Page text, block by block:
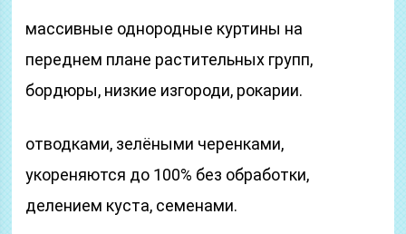
массивные однородные куртины на
переднем плане растительных групп,
бордюры, низкие изгороди, рокарии.
отводками, зелёными черенками,
укореняются до 100% без обработки,
делением куста, семенами.